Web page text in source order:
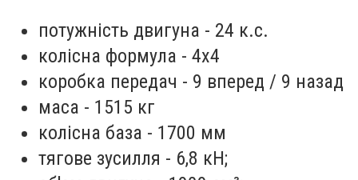
потужність двигуна - 24 к.с.
колісна формула - 4х4
коробка передач - 9 вперед / 9 назад
маса - 1515 кг
колісна база - 1700 мм
тягове зусилля - 6,8 кН;